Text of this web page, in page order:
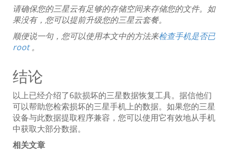
请确保您的三星云有足够的存储空间来存储您的文件。如
果没有，您可以提前升级您的三星云套餐。
顺便说一句，您可以使用本文中的方法来检查手机是否已
root。
结论
以上已经介绍了6款损坏的三星数据恢复工具。据信他们
可以帮助您检索损坏的三星手机上的数据。如果您的三星
设备与此数据提取程序兼容，您可以使用它有效地从手机
中获取大部分数据。
相关文章